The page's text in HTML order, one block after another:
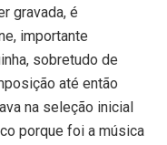
gravada, é
importante
sobretudo de
até então
na seleção inicial
porque foi a música